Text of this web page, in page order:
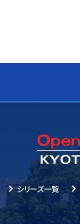
シリーズ一覧